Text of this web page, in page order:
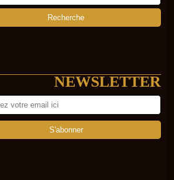
NEWSLETTER